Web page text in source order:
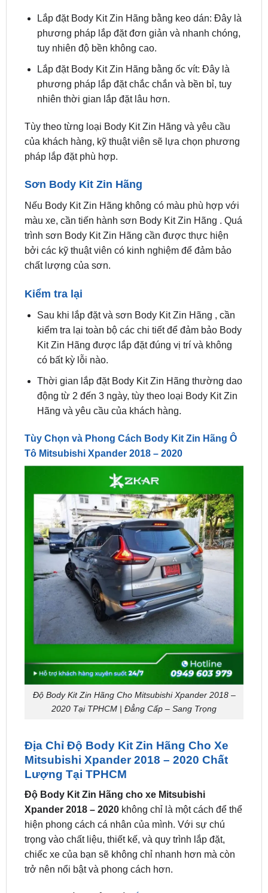
tuy nhiên độ bền không cao.
Lắp đặt Body Kit Zin Hãng bằng ốc vít: Đây là
phương pháp lắp đặt chắc chắn và bền bỉ, tuy
nhiên thời gian lắp đặt lâu hơn.
Tùy theo từng loại Body Kit Zin Hãng và yêu cầu
pháp lắp đặt phù hợp.
Sơn Body Kit Zin Hãng
màu xe, cần tiến hành sơn Body Kit Zin Hãng . Quá
trình sơn Body Kit Zin Hãng cần được thực hiện
bởi các kỹ thuật viên có kinh nghiệm để đảm bảo
chất lượng của sơn.
Kiểm tra lại
kiểm tra lại toàn bộ các chi tiết để đảm bảo Body
Kit Zin Hãng được lắp đặt đúng vị trí và không
có bất kỳ lỗi nào.
Thời gian lắp đặt Body Kit Zin Hãng thường dao
động từ 2 đến 3 ngày, tùy theo loại Body Kit Zin
Hãng và yêu cầu của khách hàng.
Tùy Chọn và Phong Cách Body Kit Zin Hãng Ô
Độ Body Kit Zin Hãng Cho Mitsubishi Xpander 2018 –
2020 Tại TPHCM | Đẳng Cấp – Sang Trọng
Địa Chỉ Độ Body Kit Zin Hãng Cho Xe
Lượng Tại TPHCM
Độ Body Kit Zin Hãng cho xe Mitsubishi
Xpander 2018 – 2020không chỉ là một cách để thể
hiện phong cách cá nhân của mình. Với sự chú
trọng vào chất liệu, thiết kế, và quy trình lắp đặt,
chiếc xe của bạn sẽ không chỉ nhanh hơn mà còn
trở nên nổi bật và phong cách hơn.
ZKar Auto là cơ sở uy tínlắp đặt Body Kit Zin Hãng